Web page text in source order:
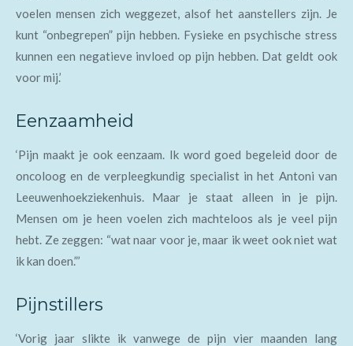
voelen mensen zich weggezet, alsof het aanstellers zijn. Je
kunt “onbegrepen” pijn hebben. Fysieke en psychische stress
kunnen een negatieve invloed op pijn hebben. Dat geldt ook
voor mij.’
Eenzaamheid
‘Pijn maakt je ook eenzaam. Ik word goed begeleid door de
oncoloog en de verpleegkundig specialist in het Antoni van
Leeuwenhoekziekenhuis. Maar je staat alleen in je pijn.
Mensen om je heen voelen zich machteloos als je veel pijn
hebt. Ze zeggen: “wat naar voor je, maar ik weet ook niet wat
ik kan doen.”’
Pijnstillers
‘Vorig jaar slikte ik vanwege de pijn vier maanden lang